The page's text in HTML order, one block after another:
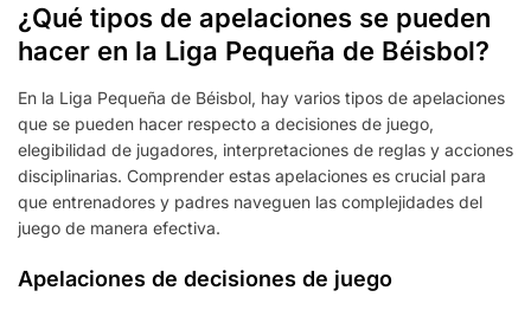
¿Qué tipos de apelaciones se pueden
hacer en la Liga Pequeña de Béisbol?
En la Liga Pequeña de Béisbol, hay varios tipos de apelaciones
que se pueden hacer respecto a decisiones de juego,
elegibilidad de jugadores, interpretaciones de reglas y acciones
disciplinarias. Comprender estas apelaciones es crucial para
que entrenadores y padres naveguen las complejidades del
juego de manera efectiva.
Apelaciones de decisiones de juego